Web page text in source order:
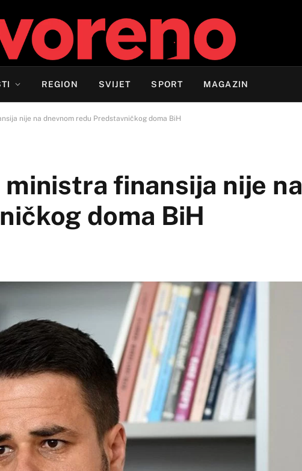
REGION SVIJET SPORT MAGAZIN
nije na dnevnom redu Predstavničkog doma BiH
finansija nije na
doma BiH